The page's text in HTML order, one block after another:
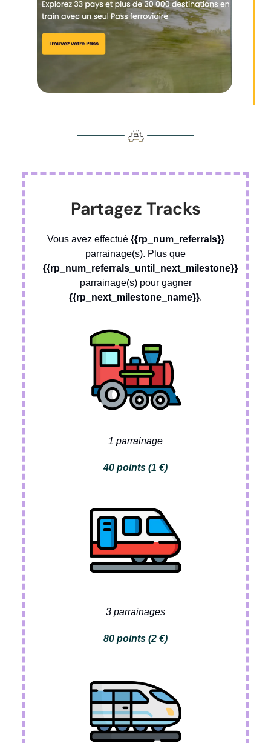
Partagez Tracks
Vous avez effectué {{rp_num_referrals}}
parrainage(s). Plus que
{{rp_num_referrals_until_next_milestone}}
parrainage(s) pour gagner
{{rp_next_milestone_name}}.
1 parrainage
40 points (1 €)
3 parrainages
80 points (2 €)